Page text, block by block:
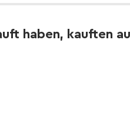
haben, kauften